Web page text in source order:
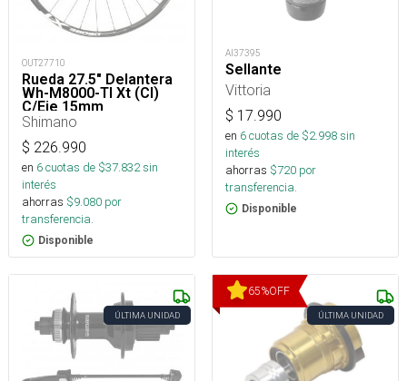
OUT27710
Rueda 27.5" Delantera
Wh-M8000-Tl Xt (Cl)
C/Eje 15mm
Shimano
$ 226.990
en 6cuotas de $37.832sin
interés
ahorras $9.080 por
transferencia.
Disponible
AI37395
Sellante
Vittoria
$ 17.990
en 6cuotas de $2.998sin
interés
ahorras $720 por
transferencia.
Disponible
ÚLTIMA UNIDAD
65%OFF
ÚLTIMA UNIDAD